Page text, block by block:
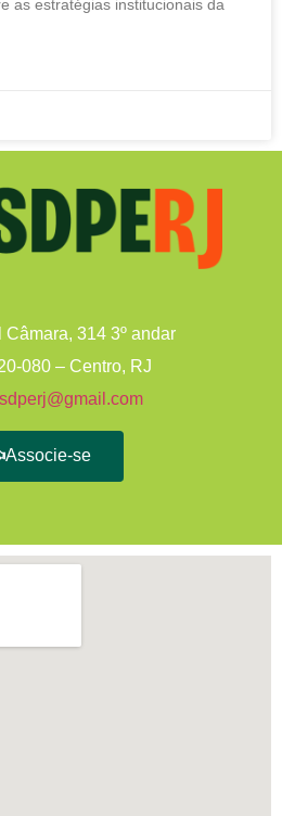
as estratégias institucionais da
Câmara, 314 3º andar
080 – Centro, RJ
Associe-se